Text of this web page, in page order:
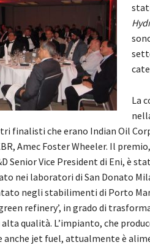
La
finalisti che erano Indian Oil
Amec Foster Wheeler. Il
Senior Vice President di Eni, è
nei laboratori di San Donato
negli stabilimenti di Porto
refinery’, in grado di
qualità. L’impianto, che
jet fuel, attualmente è